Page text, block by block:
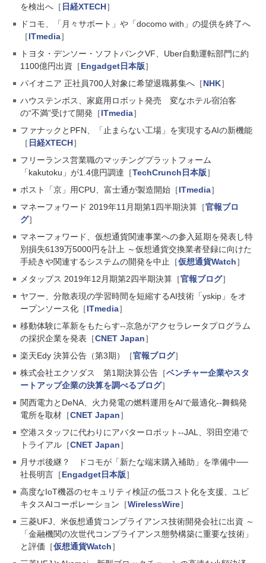
を検出へ［ 日経XTECH］
ドコモ、「月々サポート」や「docomo with」の提供を終了へ
［ITmedia］
トヨタ・デンソー・ソフトバンクVF、Uber自動運転部門に約
1100億円出資［Engadget日本版］
パイオニア 正社員700人対象に希望退職募集へ［NHK］
ハウステンボス、家庭用ロボット発売 変なホテル宿泊客
の“不満”受けて開発［ITmedia］
ファナックとPFN、「止まらない工場」を実現するAIの新機能
［ 日経XTECH］
フリーランス営業職のマッチングプラットフォーム
「kakutoku」が1.4億円調達［TechCrunch日本版］
ポスト「京」用CPU、富士通が製造開始［ITmedia］
マネーフォワード 2019年11月期第1四半期決算［官報ブロ
グ］
マネーフォワード、仮想通貨関連事業への参入延期を発表し特
別損失6139万5000円を計上 ～仮想通貨交換業者登録に向けた
手続きや関連するシステムの開発を中止［仮想通貨Watch］
メタップス 2019年12月期第2四半期決算［官報ブログ］
ヤフー、分散表現の学習時間を短縮するAI技術「yskip」をオ
ープンソース化［ITmedia］
移動体験に革新をもたらす--京急がアクセラレータプログラム
の採択企業を発表［CNET Japan］
楽天Edy 決算公告（第3期）［官報ブログ］
株式会社エクソダス 第1期決算公告［ベンチャー企業やスタ
ートアップ企業の決算を調べるブログ］
関西電力とDeNA、火力発電の燃料運用をAIで最適化--舞鶴発
電所を取材［CNET Japan］
空港スタッフに代わりにアバターロボット--JAL、羽田空港で
トライアル［CNET Japan］
月サポ後継？ ドコモが「新たな端末購入補助」を準備中──
社長明言［Engadget日本版］
高度なIoT機器のセキュリティ検証の低コスト化を支援、ユビ
キタスAIコーポレーション［WirelessWire］
三菱UFJ、米仮想通貨コンプライアンス技術開発会社に出資 ～
「金融機関の次世代コンプライアンス態勢構築に重要な技術」
と評価［仮想通貨Watch］